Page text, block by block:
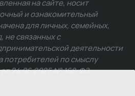
на сайте, носит
и ознакомительный
для личных, семейных,
не связанных с
деятельности
потребителей по смыслу
от 24.06.2025 № 168-ФЗ.